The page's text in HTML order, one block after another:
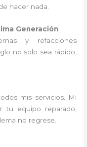
hacer nada.
Generación
y refacciones
no solo sea rápido,
mis servicios. Mi
tu equipo reparado,
no regrese.